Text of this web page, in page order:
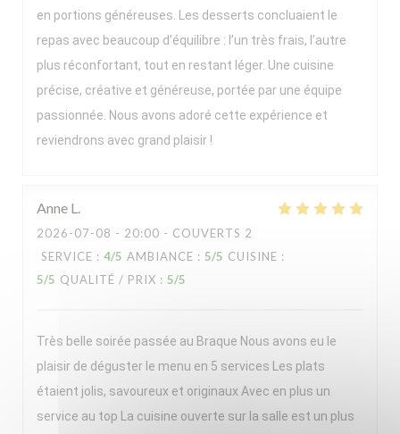
en portions généreuses. Les desserts concluaient le
repas avec beaucoup d’équilibre : l’un très frais, l’autre
plus réconfortant, tout en restant léger. Une cuisine
précise, créative et généreuse, portée par une équipe
passionnée. Nous avons adoré cette expérience et
reviendrons avec grand plaisir !
Anne L
2026-07-08 - 20:00 - COUVERTS 2
SERVICE : 4/5 AMBIANCE : 5/5 CUISINE :
5/5 QUALITÉ / PRIX : 5/5
Très belle soirée passée au Braque Nous avons eu le
plaisir de déguster le menu en 5 services Les plats
étaient jolis, savoureux et originaux Avec en plus un
service au top La cuisine ouverte sur la salle est un plus